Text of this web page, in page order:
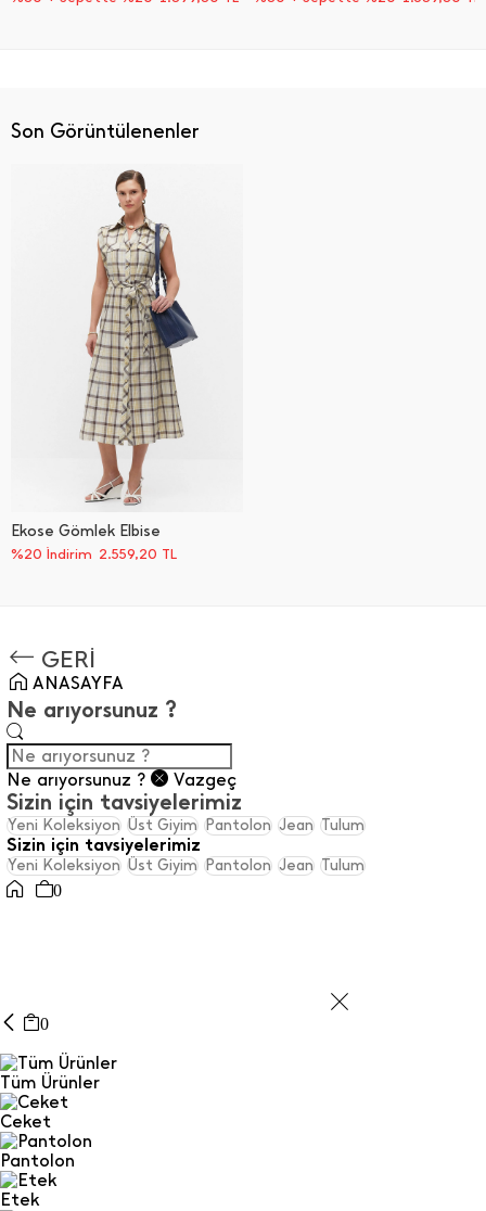
Son Görüntülenenler
Ekose Gömlek Elbise
%20 İndirim 2.559,20 TL
GERİ
ANASAYFA
Ne arıyorsunuz ?
Ne arıyorsunuz ? Vazgeç
Sizin için tavsiyelerimiz
Yeni Koleksiyon Üst Giyim Pantolon Jean Tulum
Sizin için tavsiyelerimiz
Yeni Koleksiyon Üst Giyim Pantolon Jean Tulum
0
0
Tüm Ürünler
Ceket
Pantolon
Etek